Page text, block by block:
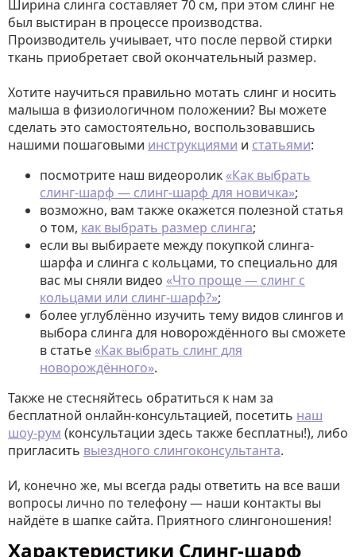
Ширина слинга составляет 70 см, при этом слинг не
был выстиран в процессе производства.
Производитель учиывает, что после первой стирки
ткань приобретает свой окончательный размер.
Хотите научиться правильно мотать слинг и носить
малыша в физиологичном положении? Вы можете
сделать это самостоятельно, воспользовавшись
нашими пошаговыми инструкциями и статьями:
посмотрите наш видеоролик «Как выбрать
слинг-шарф — слинг-шарф для новичка»;
возможно, вам также окажется полезной статья
о том, как выбрать размер слинга;
если вы выбираете между покупкой слинга-
шарфа и слинга с кольцами, то специально для
вас мы сняли видео «Что проще — слинг с
кольцами или слинг-шарф?»;
более углублённо изучить тему видов слингов и
выбора слинга для новорождённого вы сможете
в статье «Как выбрать слинг для
новорождённого».
Также не стесняйтесь обратиться к нам за
бесплатной онлайн-консультацией, посетить наш
шоу-рум (консультации здесь также бесплатны!), либо
пригласить выездного слингоконсультанта.
И, конечно же, мы всегда рады ответить на все ваши
вопросы лично по телефону — наши контакты вы
найдёте в шапке сайта. Приятного слингоношения!
Характеристики Слинг-шарф